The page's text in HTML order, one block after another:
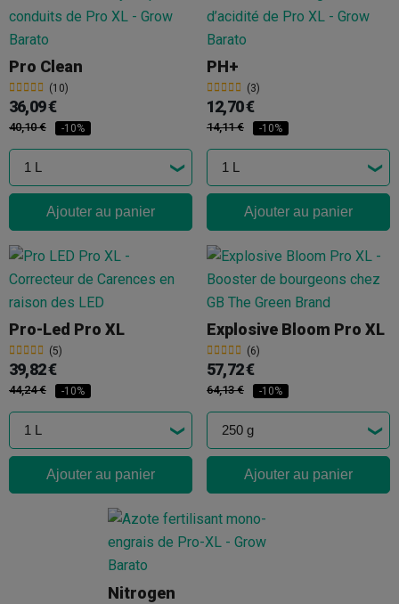
Pro Clean
(10)
36,09 €
40,10 € -10%
Ajouter au panier
PH+
(3)
12,70 €
14,11 € -10%
Ajouter au panier
Pro-Led Pro XL
(5)
39,82 €
44,24 € -10%
Ajouter au panier
Explosive Bloom Pro XL
(6)
57,72 €
64,13 € -10%
Ajouter au panier
Nitrogen